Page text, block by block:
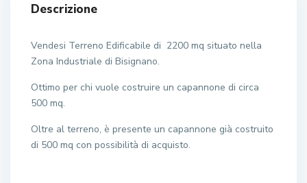
Descrizione
Vendesi Terreno Edificabile di 2200 mq situato nella
Zona Industriale di Bisignano.
Ottimo per chi vuole costruire un capannone di circa
500 mq.
Oltre al terreno, è presente un capannone già costruito
di 500 mq con possibilità di acquisto.